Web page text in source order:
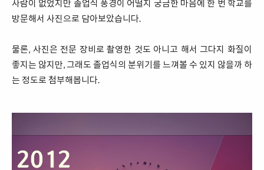
사람이 없었지만 졸업식 풍경이 어떨지 궁금한 마음에 한 번 학교를
방문해서 사진으로 담아보았습니다.
물론, 사진은 전문 장비로 촬영한 것도 아니고 해서 그다지 화질이
좋지는 않지만, 그래도 졸업식의 분위기를 느껴볼 수 있지 않을까 하
는 정도로 첨부해봅니다.